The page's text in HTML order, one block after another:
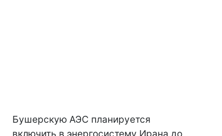
Бушерскую АЭС планируется